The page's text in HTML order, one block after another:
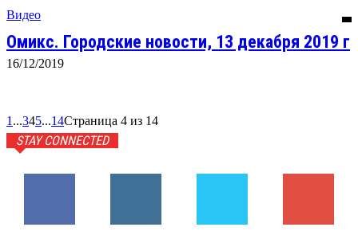
Видео
Омикс. Городские новости, 13 декабря 2019 г
16/12/2019
1 ...345...14Страница 4 из 14
STAY CONNECTED